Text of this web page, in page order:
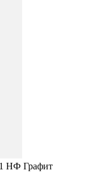
НФ Графит